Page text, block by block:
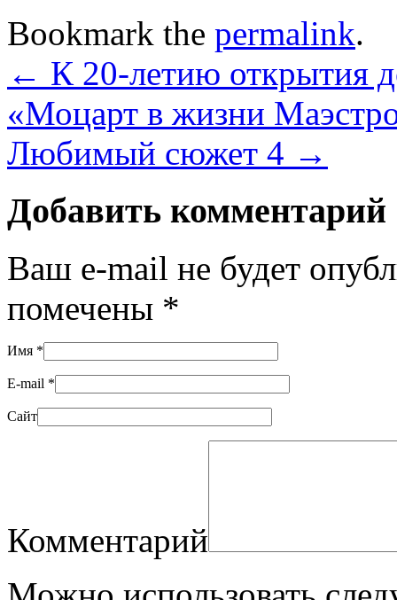
Bookmark the permalink.
← К 20-летию открытия
«Моцарт в жизни
Любимый сюжет 4 →
Добавить комментарий
Ваш e-mail не будет
помечены *
Имя *
E-mail *
Сайт
Комментарий